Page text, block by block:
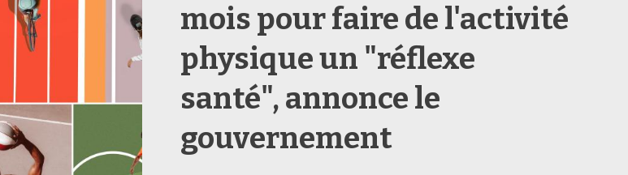
mois pour faire de l'activité
physique un "réflexe
santé", annonce le
gouvernement